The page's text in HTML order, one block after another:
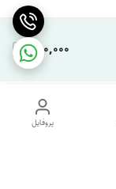
280,000
پروفایل